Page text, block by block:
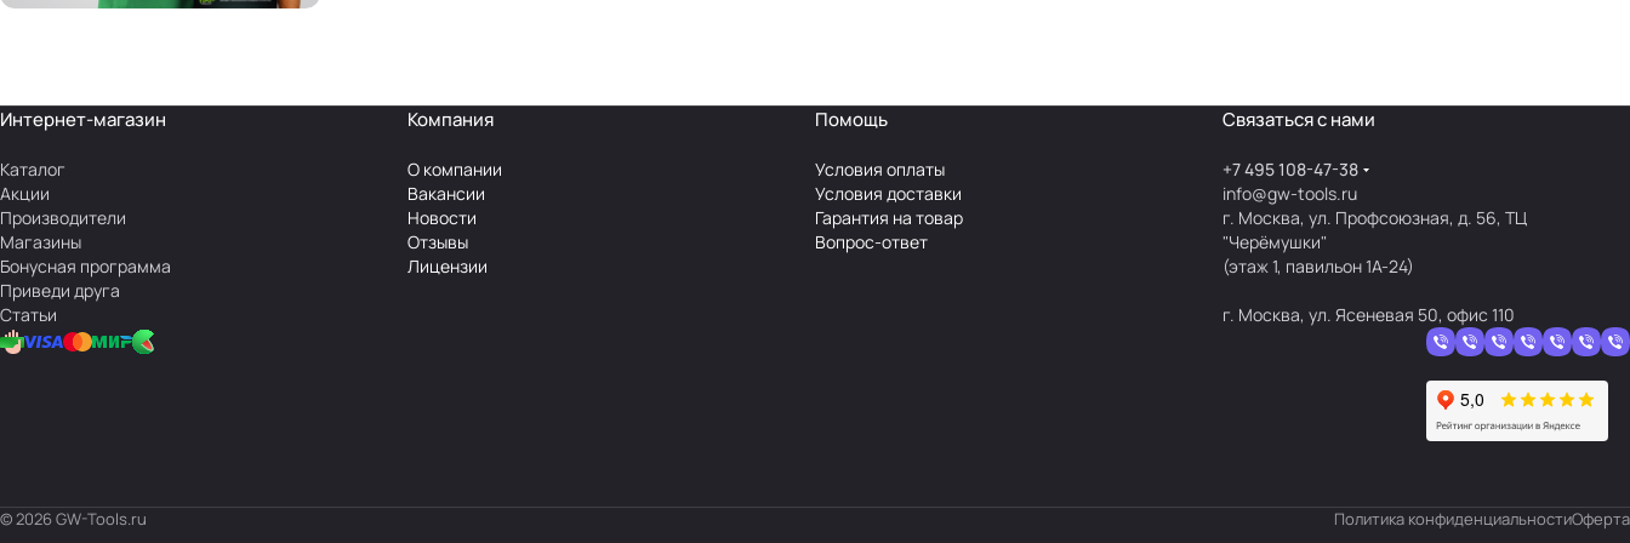
Интернет-магазин
Каталог
Акции
Производители
Магазины
Бонусная программа
Приведи друга
Статьи
Компания
О компании
Вакансии
Новости
Отзывы
Лицензии
Помощь
Условия оплаты
Условия доставки
Гарантия на товар
Вопрос-ответ
Связаться с нами
+7 495 108-47-38
info@gw-tools.ru
г. Москва, ул. Профсоюзная, д. 56, ТЦ
"Черёмушки"
(этаж 1, павильон 1А-24)
г. Москва, ул. Ясеневая 50, офис 110
© 2026 GW-Tools.ru Политика конфиденциальностиОферта